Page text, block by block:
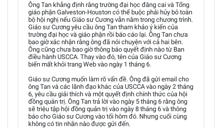
Ông Tan khẳng định rằng trường đại học đăng cai và Tổng
giáo phận Galveston-Houston có thể buộc phải hủy bỏ toàn
bộ hội nghị nếu Giáo sư Cương vẫn nằm trong chương trình.
Giáo sư Cương yêu cầu ông Tan tham khảo ý kiến của
trường đại học và giáo phận rồi báo cáo lại. Ông Tan chưa
bao giờ xác nhận rằng ông đã nói chuyện với cả hai bên.
Ông cũng chưa bao giờ thông báo quyết định nào từ Ban
điều hành USCCA. Thay vào đó, tên của Giáo sư Cương
biến mất khỏi trang Web vào ngày 1 tháng 6.
Giáo sư Cương muốn làm rõ vấn đề. Ông đã gửi email cho
ông Tan và các lãnh đạo khác của USCCA vào ngày 2 tháng
6, yêu cầu giải thích và một quyết định chính thức của hội
đồng quản trị. Ông Tan trả lời vào ngày 5 tháng 6 rằng ông
sẽ triệu tập hội đồng quản trị vào ngày 8 tháng 6 và thông
báo cho Giáo sư Cương vào tối hôm đó. Nhưng cuối cùng
không có tin nhắn nào được gửi đến.